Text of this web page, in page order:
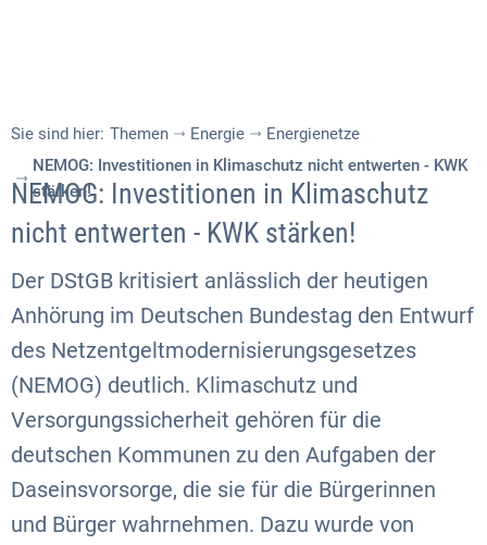
Sie sind hier: Themen Energie
Energienetze
NEMOG: Investitionen in Klimaschutz nicht entwerten - KWK
stärken!
NEMOG: Investitionen in Klimaschutz
nicht entwerten - KWK stärken!
Der DStGB kritisiert anlässlich der heutigen
Anhörung im Deutschen Bundestag den Entwurf
des Netzentgeltmodernisierungsgesetzes
(NEMOG) deutlich. Klimaschutz und
Versorgungssicherheit gehören für die
deutschen Kommunen zu den Aufgaben der
Daseinsvorsorge, die sie für die Bürgerinnen
und Bürger wahrnehmen. Dazu wurde von